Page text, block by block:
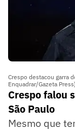
Crespo destacou garra
Enquadrar/Gazeta Press)
Crespo falou
São Paulo
Mesmo que